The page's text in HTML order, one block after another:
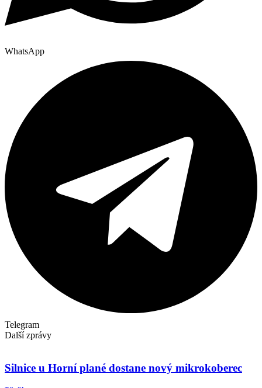
WhatsApp
Telegram
Další zprávy
Silnice u Horní plané dostane nový mikrokoberec